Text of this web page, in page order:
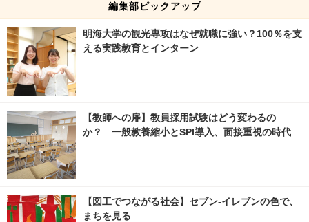
編集部ピックアップ
明海大学の観光専攻はなぜ就職に強い？100％を支
える実践教育とインターン
【教師への扉】教員採用試験はどう変わるの
か？ 一般教養縮小とSPI導入、面接重視の時代
【図工でつながる社会】セブン‐イレブンの色で、
まちを見る